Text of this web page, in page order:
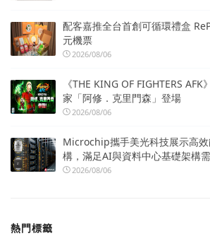
配客嘉推全台首創可循環禮盒
元機票
2026/08/06
《THE KING OF FIGHTERS
家「阿修．克里門森」登場
2026/08/06
Microchip攜手美光科技展示高
構，滿足AI與資料中心基礎架構
2026/08/06
熱門標籤